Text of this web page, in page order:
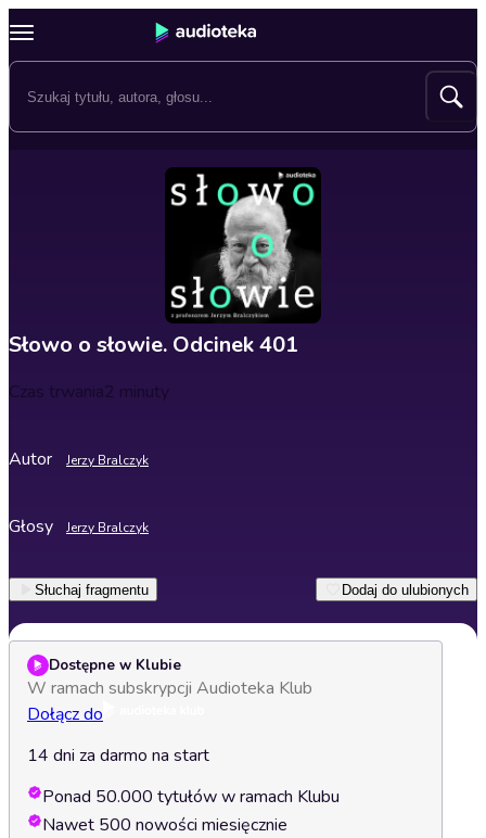
Słowo o słowie. Odcinek 401
Czas trwania2 minuty
Autor Jerzy Bralczyk
Głosy Jerzy Bralczyk
Słuchaj fragmentu Dodaj do ulubionych
Dostępne w Klubie
W ramach subskrypcji Audioteka Klub
Dołącz do
14 dni za darmo na start
Ponad 50.000 tytułów w ramach Klubu
Nawet 500 nowości miesięcznie